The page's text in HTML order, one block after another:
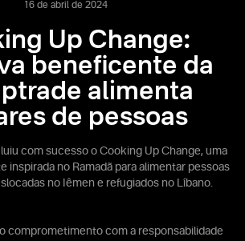
16 de abril de 2024
Up Change:
beneficente da
alimenta
de pessoas
com sucesso o Cooking Up Change, uma
inspirada no Ramadã para alimentar pessoas
no Iêmen e refugiados no Líbano.
comprometimento com a responsabilidade